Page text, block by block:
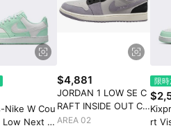
發轉賣而非最終消費使用者，
為準
Nike W Cou
Low Next N
$4,881
JORDAN 1 LOW SE C
RAFT INSIDE OUT CE
MENT GREY
AREA 02
限
rt